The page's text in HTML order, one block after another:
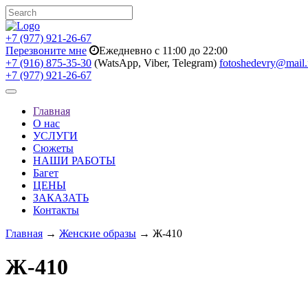
+7 (977) 921-26-67
Перезвоните мне
Ежедневно с 11:00 до 22:00
+7 (916) 875-35-30 (WatsApp, Viber, Telegram)
+7 (977) 921-26-67
Toggle
navigationГлавная
О нас
УСЛУГИ
Сюжеты
НАШИ РАБОТЫ
Багет
ЦЕНЫ
ЗАКАЗАТЬ
Контакты
Главная → Женские образы → Ж-410
Ж-410